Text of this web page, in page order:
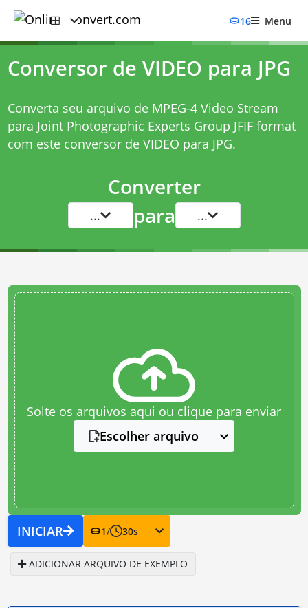
16 Menu
Conversor de VIDEO para JPG
Converta seu arquivo de MPEG-4 Video Stream
para Joint Photographic Experts Group JFIF format
com este conversor de VIDEO para JPG.
Converter
... para ...
Solte os arquivos aqui ou clique para enviar
Escolher arquivo
INICIAR 1/ 30s
ADICIONAR ARQUIVO DE EXEMPLO